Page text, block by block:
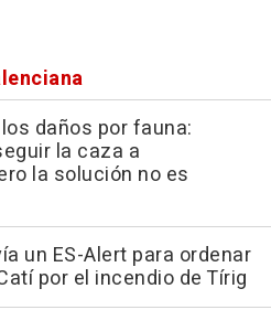
daños por fauna:
la caza a
la solución no es
un ES-Alert para ordenar
por el incendio de Tírig